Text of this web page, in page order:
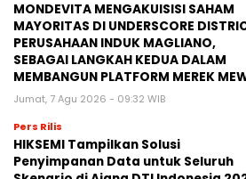
MONDEVITA MENGAKUISISI SAHAM
MAYORITAS DI UNDERSCORE
PERUSAHAAN INDUK MAGLIANO,
SEBAGAI LANGKAH KEDUA DALAM
MEMBANGUN PLATFORM MEREK
Jumat, 7 Agu 2026 - 09:32 WIB
Pers Rilis
HIKSEMI Tampilkan Solusi
Penyimpanan Data untuk Seluruh